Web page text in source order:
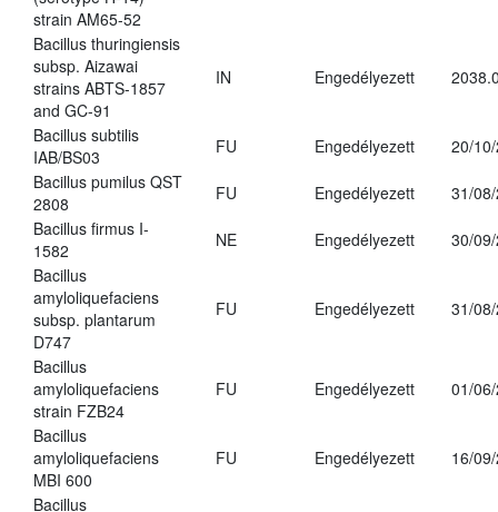
strain AM65-52
Bacillus thuringiensis
subsp. Aizawai
strains ABTS-1857
and GC-91
IN Engedélyezett
Bacillus subtilis
IAB/BS03
FU Engedélyezett
20/
Bacillus pumilus QST
2808
FU Engedélyezett
31/
Bacillus firmus I-
1582
NE Engedélyezett
30/
Bacillus
amyloliquefaciens
subsp. plantarum
D747
FU Engedélyezett 31/
Bacillus
amyloliquefaciens
strain FZB24
FU Engedélyezett 01/
Bacillus
amyloliquefaciens
MBI 600
FU Engedélyezett 16/
Bacillus